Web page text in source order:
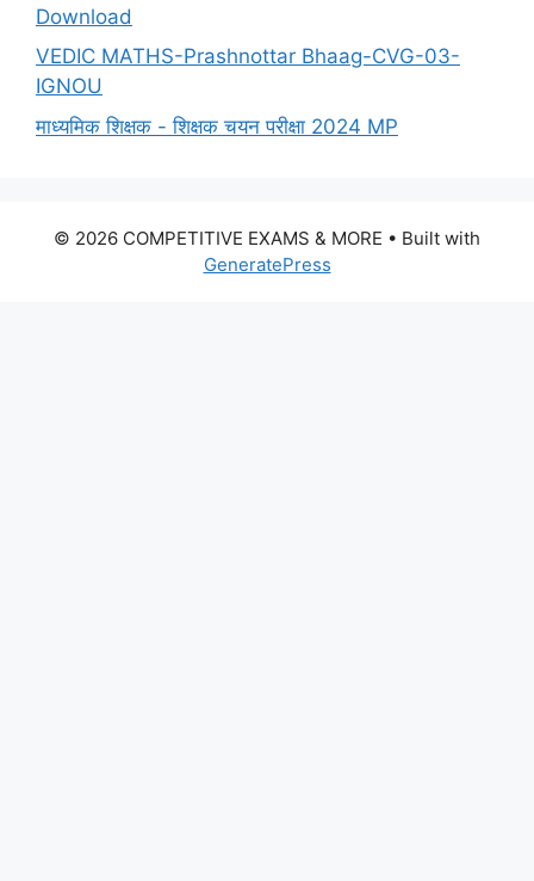
Download
VEDIC MATHS-Prashnottar Bhaag-CVG-03-
IGNOU
माध्यमिक शिक्षक - शिक्षक चयन परीक्षा 2024 MP
© 2026 COMPETITIVE EXAMS & MORE • Built with
GeneratePress